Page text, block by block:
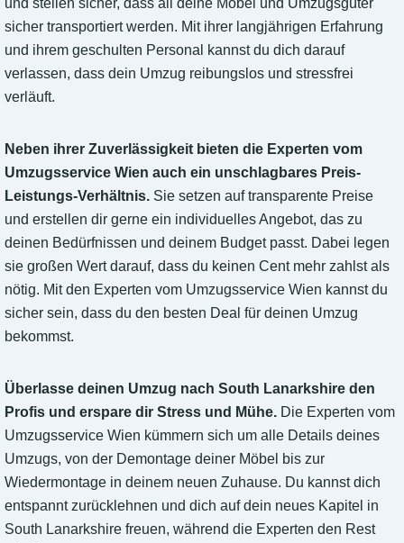
und stellen sicher, dass all deine Möbel und Umzugsgüter
sicher transportiert werden. Mit ihrer langjährigen Erfahrung
und ihrem geschulten Personal kannst du dich darauf
verlassen, dass dein Umzug reibungslos und stressfrei
verläuft.
Neben ihrer Zuverlässigkeit bieten die Experten vom
Umzugsservice Wien auch ein unschlagbares Preis-
Leistungs-Verhältnis. Sie setzen auf transparente Preise
und erstellen dir gerne ein individuelles Angebot, das zu
deinen Bedürfnissen und deinem Budget passt. Dabei legen
sie großen Wert darauf, dass du keinen Cent mehr zahlst als
nötig. Mit den Experten vom Umzugsservice Wien kannst du
sicher sein, dass du den besten Deal für deinen Umzug
bekommst.
Überlasse deinen Umzug nach South Lanarkshire den
Profis und erspare dir Stress und Mühe. Die Experten vom
Umzugsservice Wien kümmern sich um alle Details deines
Umzugs, von der Demontage deiner Möbel bis zur
Wiedermontage in deinem neuen Zuhause. Du kannst dich
entspannt zurücklehnen und dich auf dein neues Kapitel in
South Lanarkshire freuen, während die Experten den Rest